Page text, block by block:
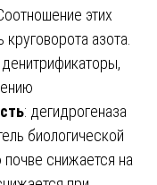
этих
круговорота азота.
: дегидрогеназа
биологической
почве снижается на